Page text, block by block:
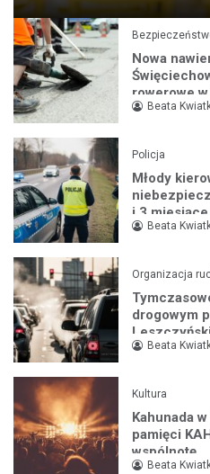
Nowa
rowerowe
Beata
Policja
Młody
i 3
Beata
Organizacja
drogowym
Beata
Kultura
Kahunada
pamięci
wspólnotę
Beata